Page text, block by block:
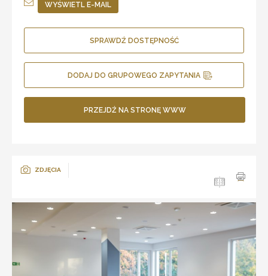
WYŚWIETL E-MAIL
SPRAWDŹ DOSTĘPNOŚĆ
DODAJ DO GRUPOWEGO ZAPYTANIA
PRZEJDŹ NA STRONĘ WWW
ZDJĘCIA